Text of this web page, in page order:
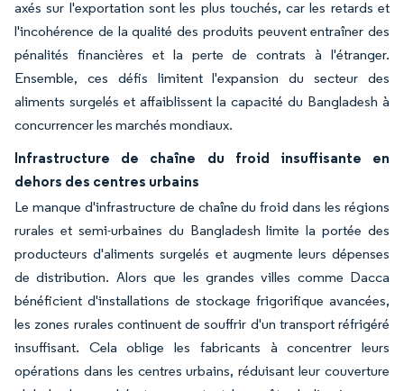
axés sur l'exportation sont les plus touchés, car les retards et
l'incohérence de la qualité des produits peuvent entraîner des
pénalités financières et la perte de contrats à l'étranger.
Ensemble, ces défis limitent l'expansion du secteur des
aliments surgelés et affaiblissent la capacité du Bangladesh à
concurrencer les marchés mondiaux.
Infrastructure de chaîne du froid insuffisante en
dehors des centres urbains
Le manque d'infrastructure de chaîne du froid dans les régions
rurales et semi-urbaines du Bangladesh limite la portée des
producteurs d'aliments surgelés et augmente leurs dépenses
de distribution. Alors que les grandes villes comme Dacca
bénéficient d'installations de stockage frigorifique avancées,
les zones rurales continuent de souffrir d'un transport réfrigéré
insuffisant. Cela oblige les fabricants à concentrer leurs
opérations dans les centres urbains, réduisant leur couverture